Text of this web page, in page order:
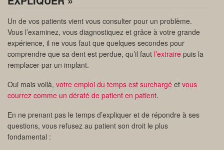
Un de vos patients vient vous consulter pour un problème.
Vous l’examinez, vous diagnostiquez et grâce à votre grande
expérience, il ne vous faut que quelques secondes pour
comprendre que sa dent est perdue, qu’il faut l’extraire puis la
remplacer par un implant.
Oui mais voilà, votre emploi du temps est surchargé et vous
courrez comme un dératé de patient en patient.
En ne prenant pas le temps d’expliquer et de répondre à ses
questions, vous refusez au patient son droit le plus
fondamental :